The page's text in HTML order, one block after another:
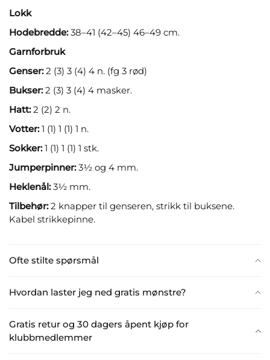
Ofte stilte spørsmål
Hvordan laster jeg ned gratis mønstre?
Gratis retur og 30 dagers åpent kjøp for
klubbmedlemmer
Lokk
Hodebredde:38–41 (42–45) 46–49 cm.
Garnforbruk
Genser:2 (3) 3 (4) 4 n. (fg 3 rød)
Bukser:2 (3) 3 (4) 4 masker.
Hatt:2 (2) 2 n.
Votter:1 (1) 1 (1) 1 n.
Sokker:1 (1) 1 (1) 1 stk.
Jumperpinner:3½ og 4 mm.
Heklenål:3½ mm.
Tilbehør:2 knapper til genseren, strikk til buksene.
Kabel strikkepinne.